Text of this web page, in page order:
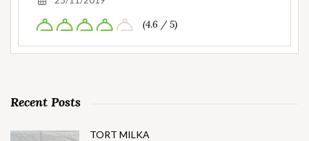
(4.6 / 5)
Recent Posts
TORT MILKA